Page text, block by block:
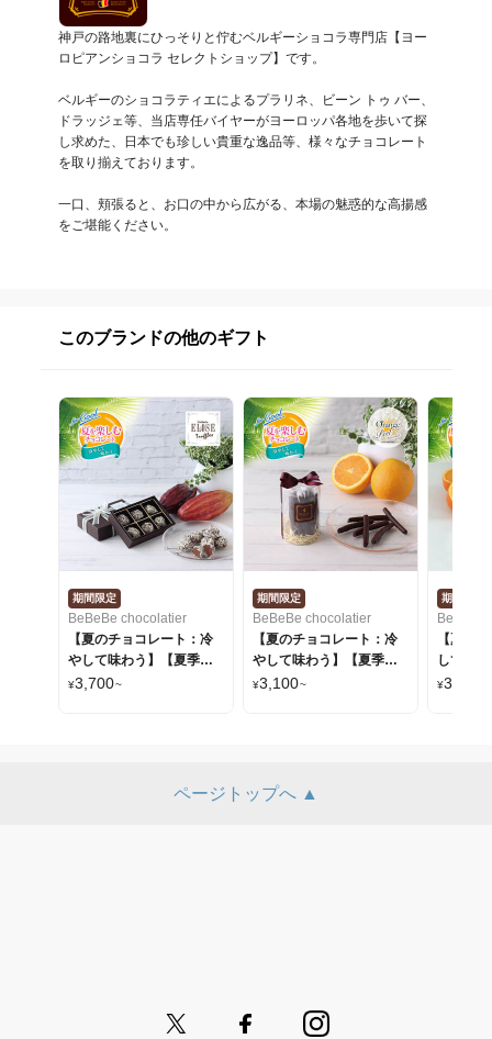
神戸の路地裏にひっそりと佇むベルギーショコラ専門店【ヨー
ロピアンショコラ セレクトショップ】です。
ベルギーのショコラティエによるプラリネ、ビーン トゥ バー、
ドラッジェ等、当店専任バイヤーがヨーロッパ各地を歩いて探
し求めた、日本でも珍しい貴重な逸品等、様々なチョコレート
を取り揃えております。
一口、頬張ると、お口の中から広がる、本場の魅惑的な高揚感
をご堪能ください。
このブランドの他のギフト
期間限定
BeBeBe chocolatier
【夏のチョコレート：冷
やして味わう】【夏季限
定】【クール便】コンフ
¥3,700~
期間限定
BeBeBe chocolatier
【夏のチョコレート：冷
やして味わう】【夏季限
定】【クール便】 オレン
¥3,100~
期間限定
BeBeBe
【夏の
して味
【夏季
¥3,300
ページトップへ ▲